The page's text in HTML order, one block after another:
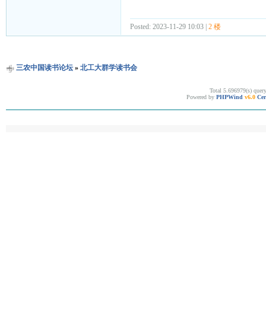
Posted: 2023-11-29 10:03 | 2 楼
三农中国读书论坛» 北工大群学读书会
Total 5.696979(s)
Powered by PHPWind v6.0